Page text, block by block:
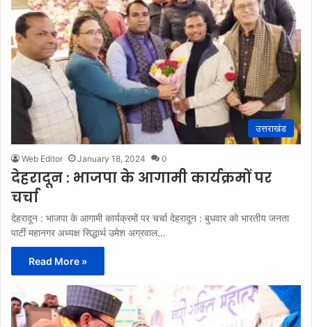
उत्तराखंड
Web Editor January 18, 2024 0
देहरादून : भाजपा के आगामी कार्यक्रमों पर
चर्चा
देहरादून : भाजपा के आगामी कार्यक्रमों पर चर्चा देहरादून : बुधवार को भारतीय जनता
पार्टी महानगर अध्यक्ष सिद्धार्थ उमेश अग्रवाल…
Read More »